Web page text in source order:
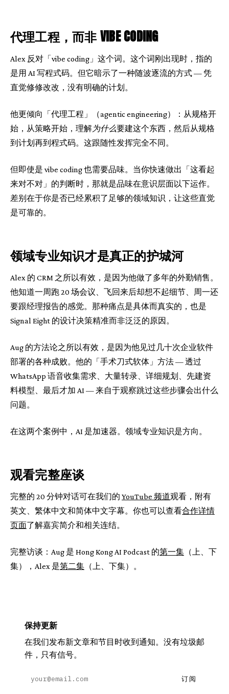
代理工程，而非 VIBE CODING
Alex 反对「vibe coding」这个词。这个词刚出现时，指的
是用 AI 写程式码。但它暗示了一种随波逐流的方式 — 凭
直觉修修改改，没有明确的计划。
他更倾向「代理工程」（agentic engineering）：从规格开
始，从策略开始，理解为什么要建这个东西，然后从规格
到计划再到程式码。这跟随性发挥完全不同。
但即使是 vibe coding 也需要品味。当你快速做出「这看起
来对不对」的判断时，那就是品味在意识层面以下运作。
差别在于你是否已经累积了足够的领域知识，让这些直觉
是可靠的。
领域专业知识才是真正的护城河
Alex 的 CRM 之所以有效，是因为他做了多年的外勤销售。
他知道一周跑 20 场会议、飞回来后却想不起细节、周一还
要跟经理报告的感觉。那种痛点是具体而真实的，也是
Signal Eight 的设计决策精准而非泛泛的原因。
Aug 的方法论之所以有效，是因为他见过几十次企业软件
部署的各种成败。他的「手术刀式软体」方法 — 透过
WhatsApp 语音收集需求、大量转录、详细规划、先建资
料模型、最后才加 AI — 来自于观察跳过这些步骤会出什么
问题。
在这两个案例中，AI 是加速器。领域专业知识是方向。
观看完整座谈
完整的 20 分钟对话可在我们的 YouTube 频道观看，附有
英文、繁体中文和简体中文字幕。你也可以查看合作详情
页面了解嘉宾简介和相关连结。
完整访谈：Aug 是 Hong Kong AI Podcast 的第一集 （上、下
集），Alex 是第二集 （上、下集）。
保持更新
在我们发布新文章和节目时收到通知。没有垃圾邮
件，只有信号。
订阅